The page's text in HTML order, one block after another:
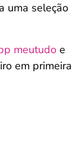
uma seleção
meutudo e
em primeira